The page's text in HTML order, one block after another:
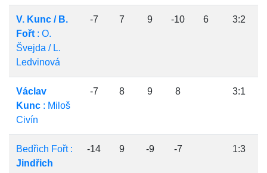
V. Kunc / B.
Fořt : O.
Švejda / L.
Ledvinová
-7 7 9 -10 6 3:2
Václav
Kunc : Miloš
Civín
-7 8 9 8 3:1
Bedřich Fořt :
Jindřich
-14 9 -9 -7 1:3